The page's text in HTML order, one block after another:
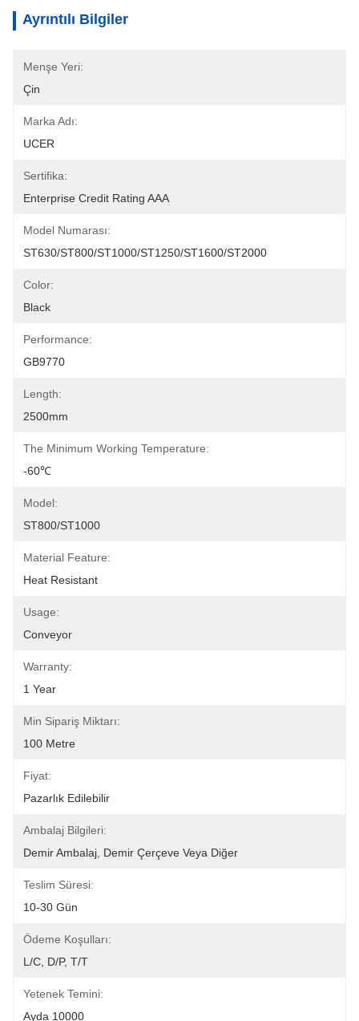
Ayrıntılı Bilgiler
Menşe Yeri:
Çin
Marka Adı:
UCER
Sertifika:
Enterprise Credit Rating AAA
Model Numarası:
ST630/ST800/ST1000/ST1250/ST1600/ST2000
Color:
Black
Performance:
GB9770
Length:
2500mm
The Minimum Working Temperature:
-60℃
Model:
ST800/ST1000
Material Feature:
Heat Resistant
Usage:
Conveyor
Warranty:
1 Year
Min Sipariş Miktarı:
100 Metre
Fiyat:
Pazarlık Edilebilir
Ambalaj Bilgileri:
Demir Ambalaj, Demir Çerçeve Veya Diğer
Teslim Süresi:
10-30 Gün
Ödeme Koşulları:
L/C, D/P, T/T
Yetenek Temini:
Ayda 10000